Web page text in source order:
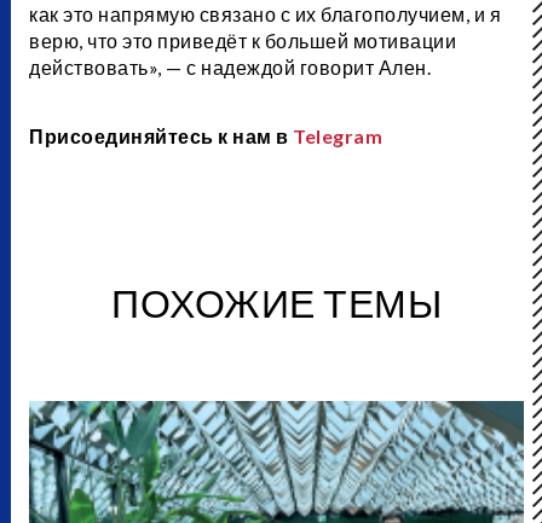
как это напрямую связано с их благополучием, и я
верю, что это приведёт к большей мотивации
действовать», — с надеждой говорит Ален.
Присоединяйтесь к нам в Telegram
ПОХОЖИЕ ТЕМЫ